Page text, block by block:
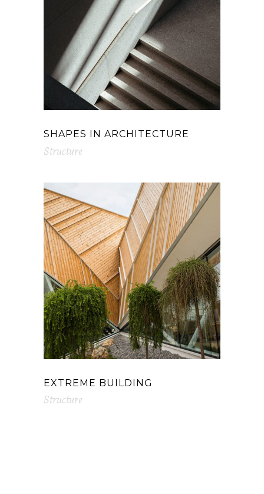
SHAPES IN ARCHITECTURE
Structure
EXTREME BUILDING
Structure